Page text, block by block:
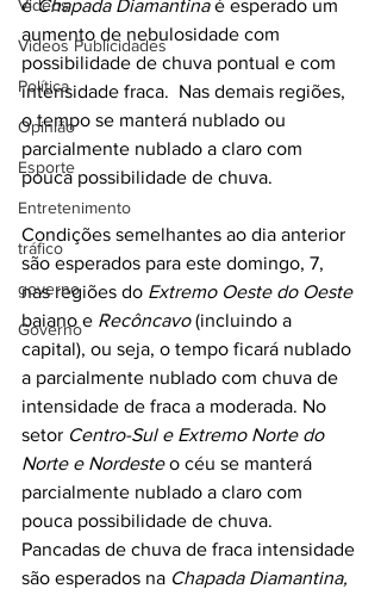
Videos
Videos Publicidades
Política
Opinião
Esporte
Entretenimento
tráfico
governo
Governo
e Chapada Diamantina é esperado um
aumento de nebulosidade com
possibilidade de chuva pontual e com
intensidade fraca.  Nas demais regiões,
o tempo se manterá nublado ou
parcialmente nublado a claro com
pouca possibilidade de chuva.
Condições semelhantes ao dia anterior
são esperados para este domingo, 7,
nas regiões do Extremo Oeste do Oeste
baiano e Recôncavo (incluindo a
capital), ou seja, o tempo ficará nublado
a parcialmente nublado com chuva de
intensidade de fraca a moderada. No
setor Centro-Sul e Extremo Norte do
Norte e Nordeste o céu se manterá
parcialmente nublado a claro com
pouca possibilidade de chuva.
Pancadas de chuva de fraca intensidade
são esperados na Chapada Diamantina,